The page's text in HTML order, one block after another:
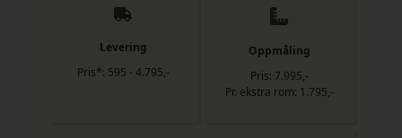
Levering
Pris*: 595 - 4.795,-
Oppmåling
Pris: 7.995,-
Pr. ekstra rom: 1.795,-